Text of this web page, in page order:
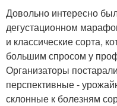
Довольно интересно
дегустационном
и классические сорта,
большим спросом у
Организаторы
перспективные -
склонные к болезням